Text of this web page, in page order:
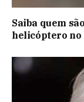
Saiba quem
helicóptero no